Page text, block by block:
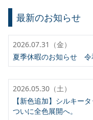
最新のお知らせ
2026.07.31（金）
夏季休暇のお知らせ 令
2026.05.30（土）
【新色追加】シルキー
ついに全色展開へ。